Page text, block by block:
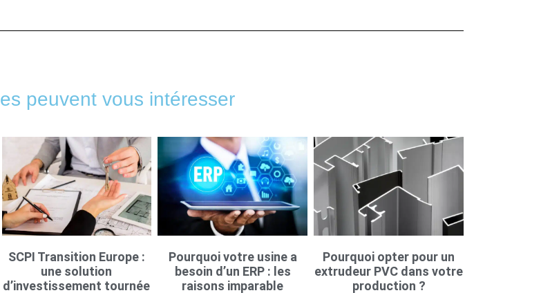
peuvent vous intéresser
SCPI Transition Europe :
une solution
d’investissement tournée
Pourquoi votre usine a
besoin d’un ERP : les
raisons imparable
Pourquoi opter pour un
extrudeur PVC dans votre
production ?